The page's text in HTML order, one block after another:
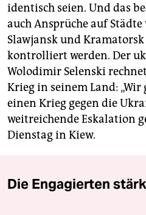
identisch seien. Und das
auch ­Ansprüche auf
Slawjansk und
kontrolliert werden. Der
Wolodimir ­­Selenski
Krieg in seinem Land: „Wir
einen Krieg gegen die
weitreichende Eskalation
Dienstag in Kiew.
Die Engagierten